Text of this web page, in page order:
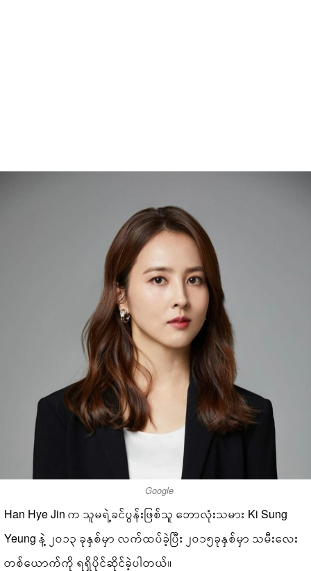
Google
Han Hye Jin က သူမရဲ့ခင်ပွန်းဖြစ်သူ ဘောလုံးသမား Ki Sung
Yeung နဲ့ ၂၀၁၃ ခုနှစ်မှာ လက်ထပ်ခဲ့ပြီး ၂၀၁၅ခုနှစ်မှာ သမီးလေး
တစ်ယောက်ကို ရရှိပိုင်ဆိုင်ခဲ့ပါတယ်။